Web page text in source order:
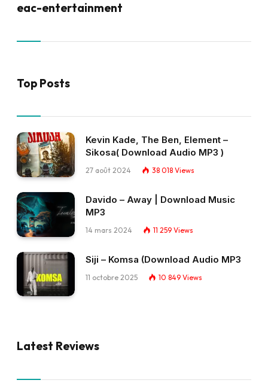
eac-entertainment
Top Posts
Kevin Kade, The Ben, Element –
Sikosa( Download Audio MP3 )
27 août 2024 38 018 Views
Davido – Away | Download Music
MP3
14 mars 2024 11 259 Views
Siji – Komsa (Download Audio MP3
11 octobre 2025 10 849 Views
Latest Reviews